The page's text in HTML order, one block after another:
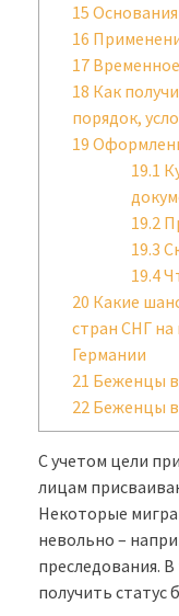
15
16
17
18 Как
порядок,
19
19.1
19.2
19.3
19.4
20 Какие
стран СНГ на
Германии
21 Беженцы
22 Беженцы в
С учетом цели
лицам
Некоторые
невольно –
преследования.
получить статус